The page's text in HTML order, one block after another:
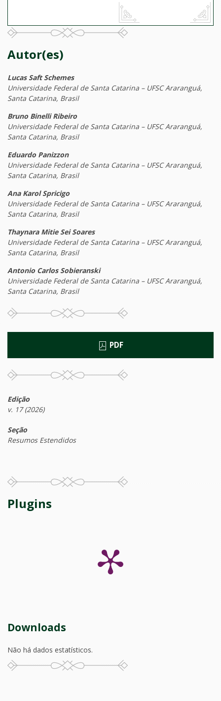
Autor(es)
Lucas Saft Schemes
Universidade Federal de Santa Catarina – UFSC Araranguá,
Santa Catarina, Brasil
Bruno Binelli Ribeiro
Universidade Federal de Santa Catarina – UFSC Araranguá,
Santa Catarina, Brasil
Eduardo Panizzon
Universidade Federal de Santa Catarina – UFSC Araranguá,
Santa Catarina, Brasil
Ana Karol Spricigo
Universidade Federal de Santa Catarina – UFSC Araranguá,
Santa Catarina, Brasil
Thaynara Mitie Sei Soares
Universidade Federal de Santa Catarina – UFSC Araranguá,
Santa Catarina, Brasil
Antonio Carlos Sobieranski
Universidade Federal de Santa Catarina – UFSC Araranguá,
Santa Catarina, Brasil
PDF
Edição
v. 17 (2026)
Seção
Resumos Estendidos
Plugins
Downloads
Não há dados estatísticos.